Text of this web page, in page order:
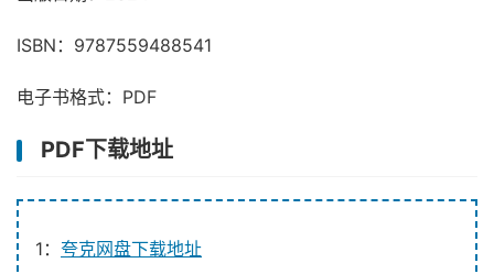
ISBN：9787559488541
电子书格式：PDF
PDF下载地址
1： 夸克网盘下载地址